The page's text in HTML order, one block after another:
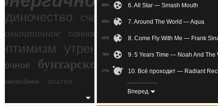
счастье
сонное
утреннее злость
бунтарское
беспокойное
апатия
89% 6. All Star — Smash Mouth
63% 7. Around The World — Aqua
61% 8. Come Fly With Me — Frank
78% 9. 5 Years Time — Noah And The
27% 10. Всё проходит — Radiant
11. Super Psycho Love — Simon
31% 12. LOVE&HATE — Sarah Emi
Вперед